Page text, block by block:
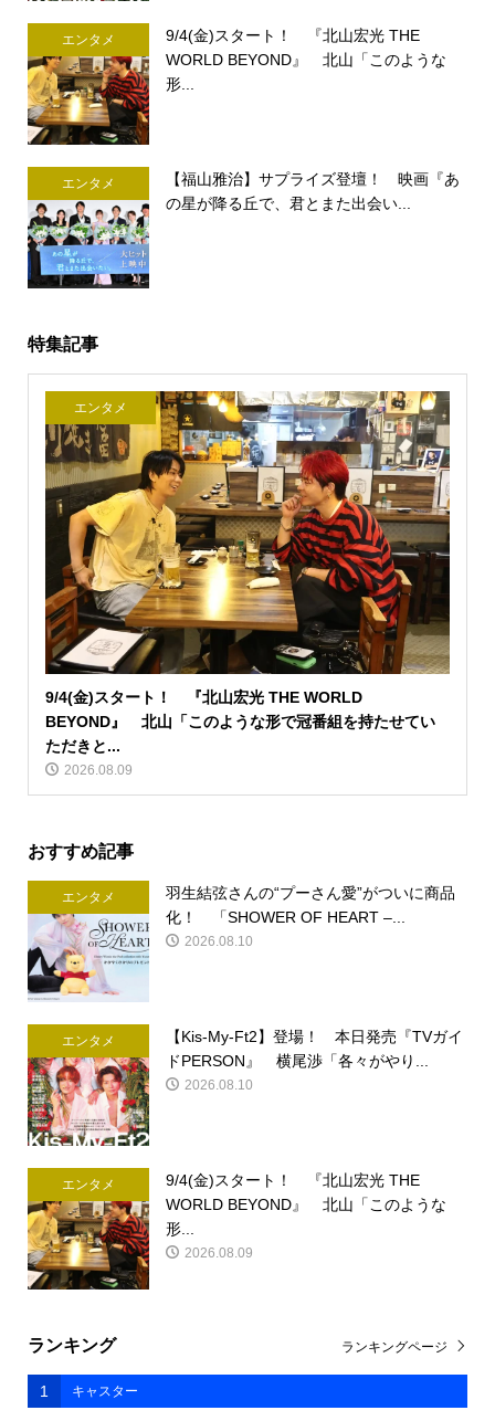
エンタメ
9/4(金)スタート！ 『北山宏光 THE
WORLD BEYOND』 北山「このような
形...
エンタメ
【福山雅治】サプライズ登壇！ 映画『あ
の星が降る丘で、君とまた出会い...
特集記事
エンタメ
9/4(金)スタート！ 『北山宏光 THE WORLD
BEYOND』 北山「このような形で冠番組を持たせてい
ただきと...
2026.08.09
おすすめ記事
エンタメ
羽生結弦さんの“プーさん愛”がついに商品
化！ 「SHOWER OF HEART –...
2026.08.10
エンタメ
【Kis-My-Ft2】登場！ 本日発売『TVガイ
ドPERSON』 横尾渉「各々がやり...
2026.08.10
エンタメ
9/4(金)スタート！ 『北山宏光 THE
WORLD BEYOND』 北山「このような
形...
2026.08.09
ランキング
1 キャスター
ランキングページ